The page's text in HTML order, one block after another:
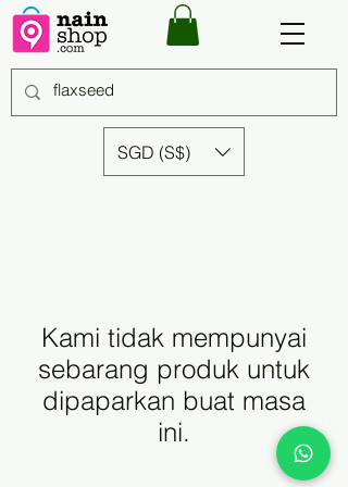
SGD (S$)
Kami tidak mempunyai
sebarang produk untuk
dipaparkan buat masa
ini.